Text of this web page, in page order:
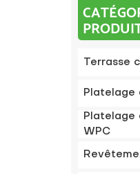
Terrasse
Platelage
Platelage
WPC